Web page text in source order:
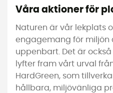
Våra aktioner för
Naturen är vår lekplats
engagemang för miljön
uppenbart. Det är
lyfter fram vårt urval
HardGreen, som
hållbara, miljövänliga